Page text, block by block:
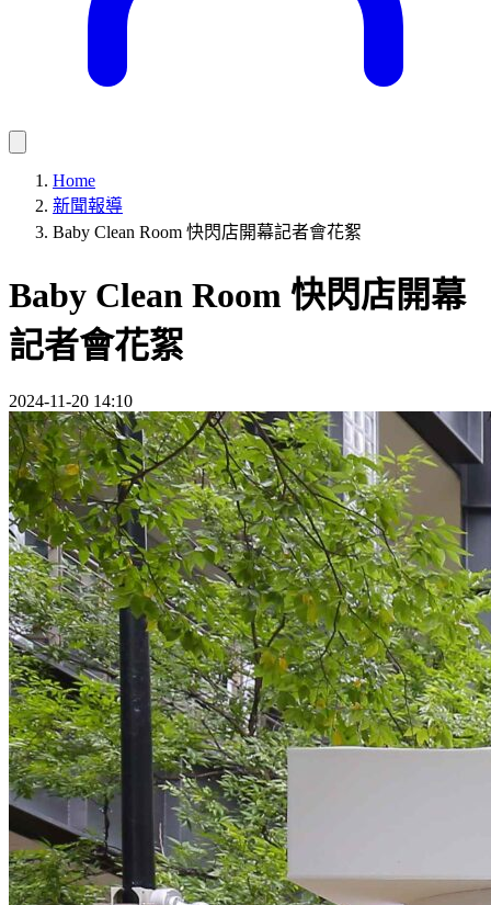
Home
新聞報導
Baby Clean Room 快閃店開幕記者會花絮
Baby Clean Room 快閃店開幕
記者會花絮
2024-11-20 14:10